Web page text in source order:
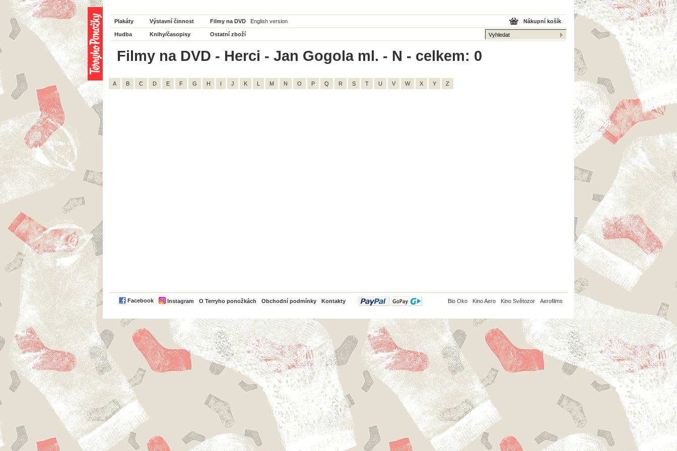
Plakáty Výstavní činnost Filmy na DVD English version
Hudba Knihy/časopisy Ostatní zboží
Nákupní košík
Filmy na DVD - Herci - Jan Gogola ml. - N - celkem: 0
A B C D E F G H I J K L M N O P Q R S T U V W X Y Z
Facebook Instagram O Terryho ponožkách Obchodní podmínky Kontakty
PayPal Bio Oko Kino Aero Kino Světozor Aerofilms